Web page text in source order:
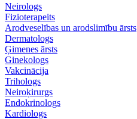
Neirologs
Fizioterapeits
Arodveselības un arodslimību ārsts
Dermatologs
Ģimenes ārsts
Ginekologs
Vakcinācija
Trihologs
Neiroķirurgs
Endokrinologs
Kardiologs